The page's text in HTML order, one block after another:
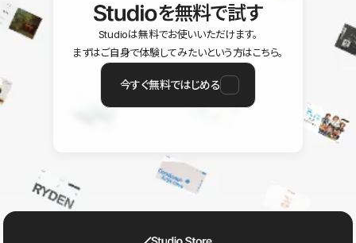
を無料で試す
Studioは無料でお使いいただけます。
まずはご自身で体験してみたいという方はこちら。
今すぐ無料ではじめる